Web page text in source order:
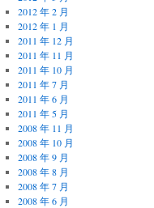
2012 年 2 月
2012 年 1 月
2011 年 12 月
2011 年 11 月
2011 年 10 月
2011 年 7 月
2011 年 6 月
2011 年 5 月
2008 年 11 月
2008 年 10 月
2008 年 9 月
2008 年 8 月
2008 年 7 月
2008 年 6 月